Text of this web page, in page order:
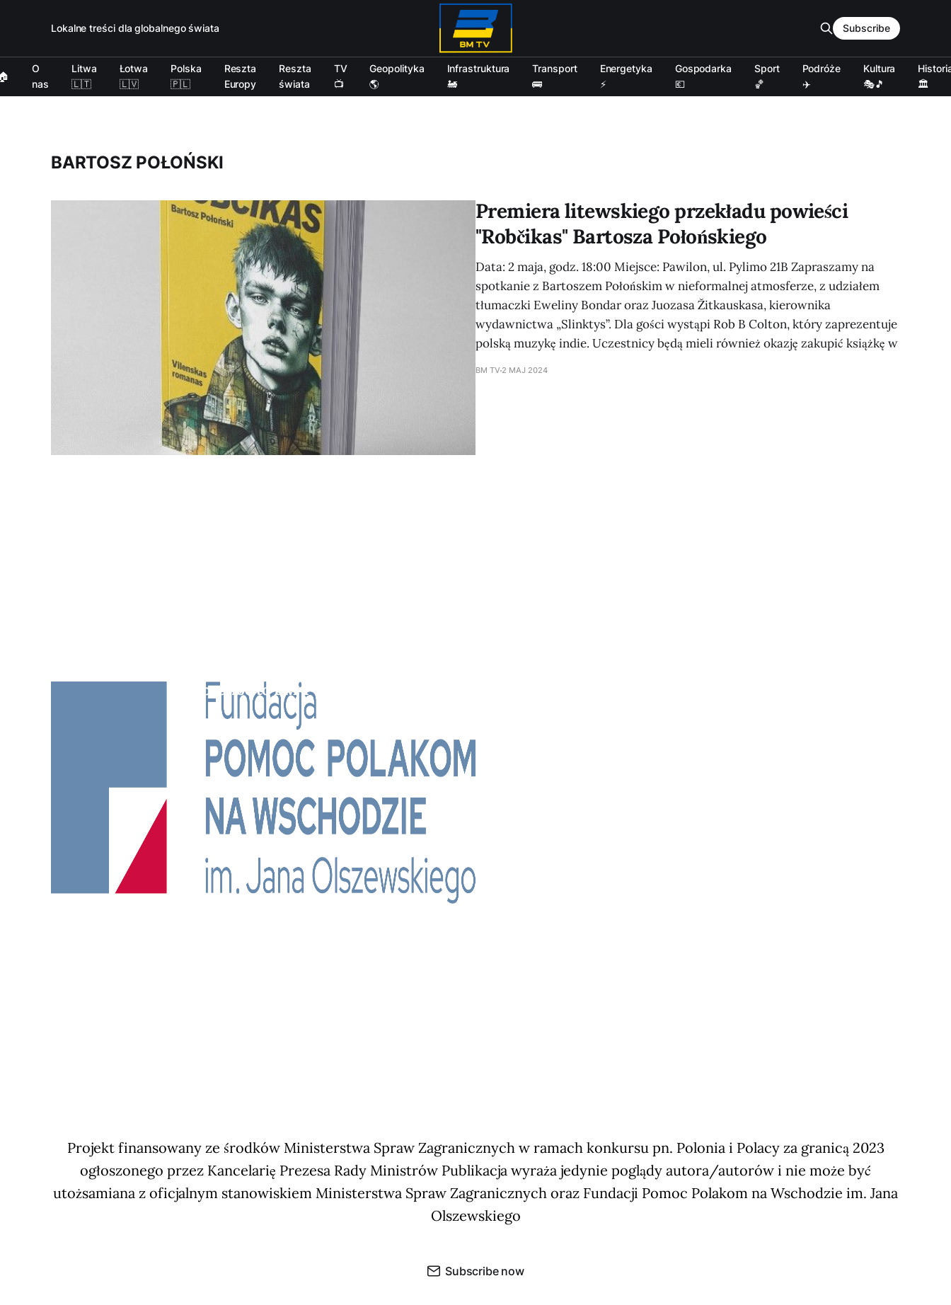
Lokalne treści dla globalnego świata
O
nas
Litwa
🇱🇹
Łotwa
🇱🇻
Polska
🇵🇱
Reszta
Europy
Reszta
świata
TV
📺
Geopolityka
🌎
Infrastruktura
🚂
Transport
🚌
Energetyka
⚡
Gospodarka
💶
Sport
🏀
Podróże
✈️
Kultura
🎭🎵
🏛️
Subscribe
BARTOSZ POŁOŃSKI
Premiera litewskiego przekładu powieści
"Robčikas" Bartosza Połońskiego
Data: 2 maja, godz. 18:00 Miejsce: Pawilon, ul. Pylimo 21B Zapraszamy na
spotkanie z Bartoszem Połońskim w nieformalnej atmosferze, z udziałem
tłumaczki Eweliny Bondar oraz Juozasa Žitkauskasa, kierownika
wydawnictwa „Slinktys”. Dla gości wystąpi Rob B Colton, który zaprezentuje
polską muzykę indie. Uczestnicy będą mieli również okazję zakupić książkę w
BM TV 2 MAJ 2024
Subscribe to BM TV - Bridge Media TV - Wielokulturowy kanał telewizyjny na Litwie
Projekt finansowany ze środków Ministerstwa Spraw Zagranicznych w ramach konkursu pn. Polonia i Polacy za granicą 2023
ogłoszonego przez Kancelarię Prezesa Rady Ministrów Publikacja wyraża jedynie poglądy autora/autorów i nie może być
utożsamiana z oficjalnym stanowiskiem Ministerstwa Spraw Zagranicznych oraz Fundacji Pomoc Polakom na Wschodzie im. Jana
Olszewskiego
Subscribe now